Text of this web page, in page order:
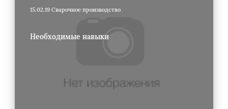
15.02.19 Сварочное производство
Необходимые навыки